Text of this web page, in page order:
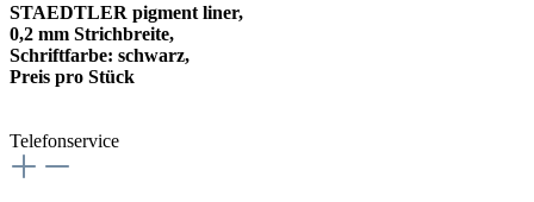
STAEDTLER pigment liner,
0,2 mm Strichbreite,
Schriftfarbe: schwarz,
Preis pro Stück
Telefonservice